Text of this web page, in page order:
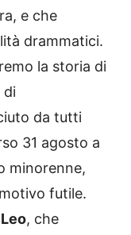
e che
drammatici.
la storia di
di
da tutti
31 agosto a
minorenne,
futile.
Leo, che